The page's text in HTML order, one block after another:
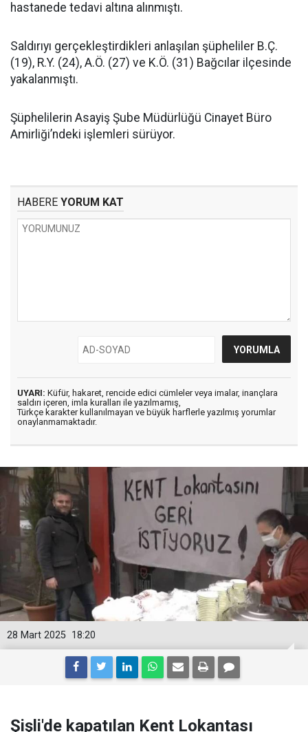
hastanede tedavi altına alınmıştı.
Saldırıyı gerçekleştirdikleri anlaşılan şüpheliler B.Ç.
(19), R.Y. (24), A.Ö. (27) ve K.Ö. (31) Bağcılar ilçesinde
yakalanmıştı.
Şüphelilerin Asayiş Şube Müdürlüğü Cinayet Büro
Amirliği’ndeki işlemleri sürüyor.
HABERE YORUM KAT
UYARI: Küfür, hakaret, rencide edici cümleler veya imalar, inançlara
saldırı içeren, imla kuralları ile yazılmamış,
Türkçe karakter kullanılmayan ve büyük harflerle yazılmış yorumlar
onaylanmamaktadır.
18:20
28 Mart 2025
Şişli'de kapatılan Kent Lokantası